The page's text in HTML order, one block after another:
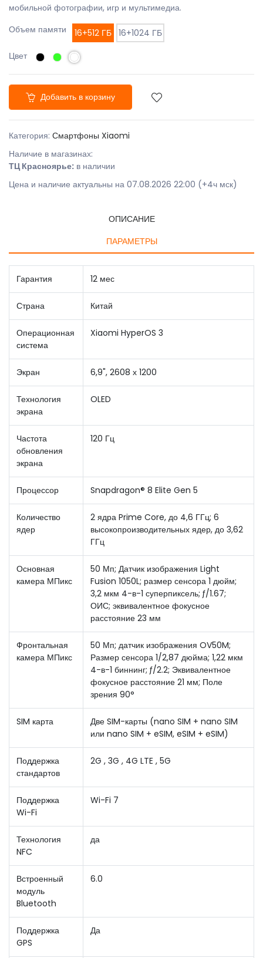
мобильной фотографии, игр и мультимедиа.
Объем памяти
16+512 ГБ 16+1024 ГБ
Цвет
Добавить в корзину
Категория: Смартфоны Xiaomi
Наличие в магазинах:
ТЦ Красноярье: в наличии
Цена и наличие актуальны на 07.08.2026 22:00 (+4ч мск)
ОПИСАНИЕ
ПАРАМЕТРЫ
Гарантия 12 мес
Страна Китай
Операционная
система
Xiaomi HyperOS 3
Экран 6,9", 2608 х 1200
Технология
экрана
OLED
Частота
обновления
экрана
120 Гц
Процессор Snapdragon® 8 Elite Gen 5
Количество
ядер
2 ядра Prime Core, до 4,6 ГГц; 6
высокопроизводительных ядер, до 3,62
ГГц
Основная
камера МПикс
50 Мп; Датчик изображения Light
Fusion 1050L; размер сенсора 1 дюйм;
3,2 мкм 4-в-1 суперпиксель; ƒ/1.67;
ОИС; эквивалентное фокусное
расстояние 23 мм
Фронтальная
камера МПикс
50 Мп; датчик изображения OV50M;
Размер сенсора 1/2,87 дюйма; 1,22 мкм
4-в-1 биннинг; ƒ/2.2; Эквивалентное
фокусное расстояние 21 мм; Поле
зрения 90°
SIM карта
Две SIM-карты (nano SIM + nano SIM
или nano SIM + eSIM, eSIM + eSIM)
Поддержка
стандартов
2G , 3G , 4G LTE , 5G
Поддержка
Wi-Fi
Wi-Fi 7
Технология
NFC
да
Встроенный
модуль
Bluetooth
6.0
Поддержка
GPS
Да